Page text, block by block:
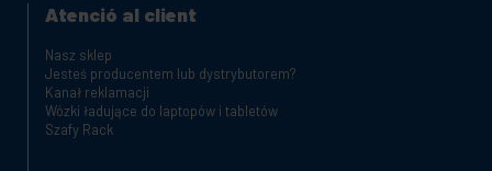
Atenció al client
Nasz sklep
Jesteś producentem lub dystrybutorem?
Kanał reklamacji
Wózki ładujące do laptopów i tabletów
Szafy Rack